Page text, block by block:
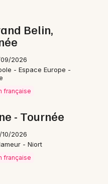
Belin,
2026
- Espace Europe -
française
- Tournée
2026
- Niort
française